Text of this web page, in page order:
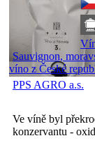
Sauvignon,
víno z České
PPS AGRO a.s.
Ve víně byl
konzervantu -